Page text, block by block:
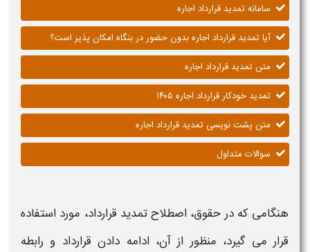
سامانه تمدید قرارداد اجاره
آیا تمدید قرارداد اجاره بدون حضور در بنگاه امکان پذیر است؟
متن تمدید قرارداد اجاره
تمدید خودکار قرارداد اجاره ۱۴۰۵
متن پشت نویسی تمدید قرارداد اجاره
سوالات متداول
هنگامی که در حقوق، اصطلاحتمدید قرارداد، مورد استفاده
قرار می گیرد، منظور از آن، ادامه دادن قرارداد و رابطه